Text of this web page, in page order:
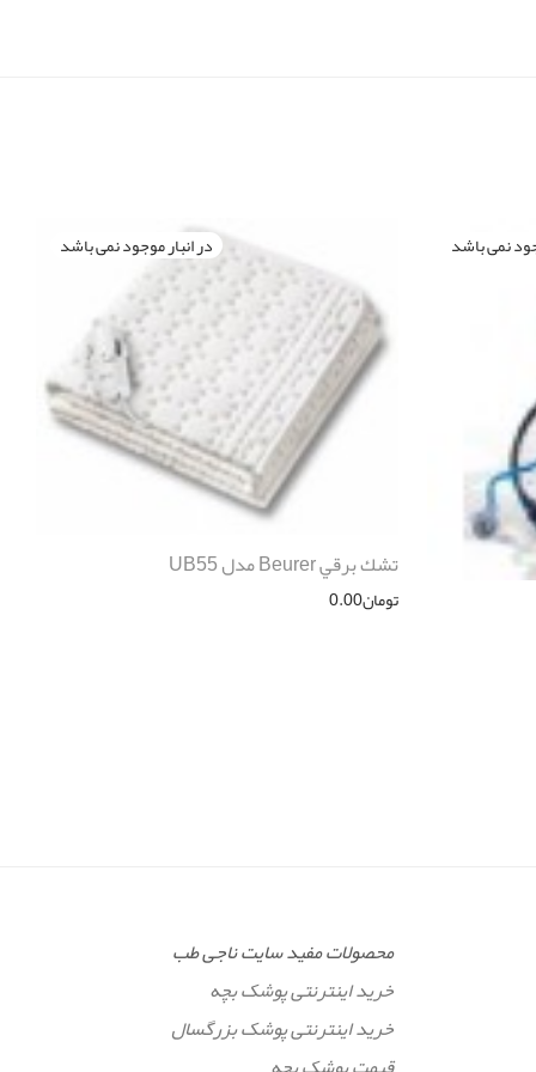
تشك برقي Beurer مدل UB55
تومان0.00
محصولات مفید سایت ناجی طب
خرید اینترنتی پوشک بچه
خرید اینترنتی پوشک بزرگسال